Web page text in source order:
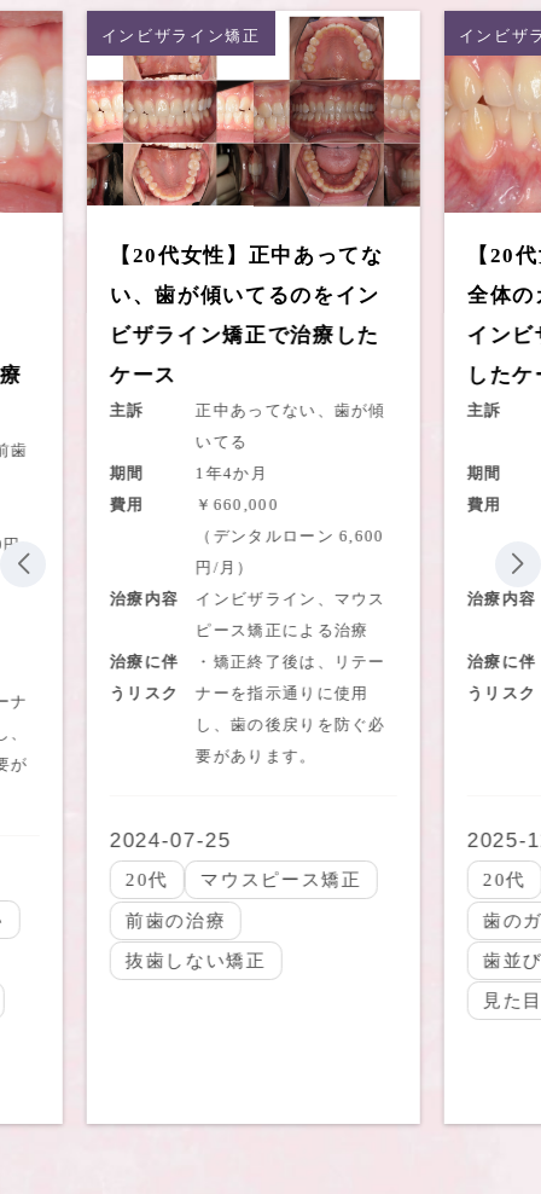
歯
ナ
が
インビザライン矯正
【20代女性】正中あってな
い、歯が傾いてるのをイン
ビザライン矯正で治療した
ケース
主訴
正中あってない、歯が傾
いてる
期間
1年4か月
費用
￥660,000
（デンタルローン 6,600
円/月）
治療内容
インビザライン、マウス
ピース矯正による治療
治療に伴
うリスク
・矯正終了後は、リテー
ナーを指示通りに使用
し、歯の後戻りを防ぐ必
要があります。
2024-07-25
20代
マウスピース矯正
前歯の治療
抜歯しない矯正
インビザ
【20
全体の
インビ
したケ
主訴
期間
費用
治療内容
治療に伴
うリスク
2025-
20代
歯の
歯並
見た